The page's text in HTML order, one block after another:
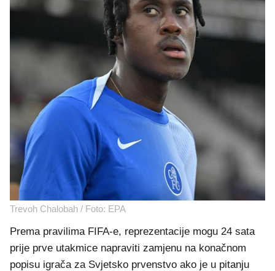
Trevoh Chalobah / Foto: EPA
Prema pravilima FIFA-e, reprezentacije mogu 24 sata
prije prve utakmice napraviti zamjenu na konačnom
popisu igrača za Svjetsko prvenstvo ako je u pitanju